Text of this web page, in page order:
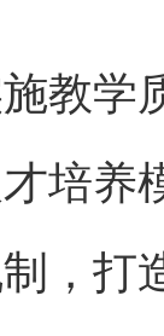
质
培养
，打